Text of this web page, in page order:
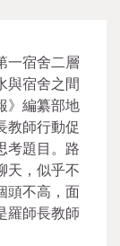
一宿舍二層
與宿舍之間
》編纂部地
教師行動促
考題目。路
天，似乎不
頭不高，面
羅師長教師